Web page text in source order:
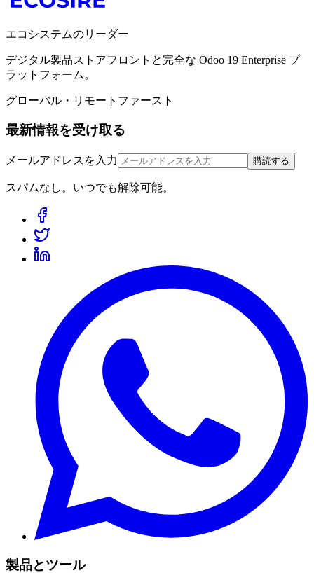
エコシステムのリーダー
デジタル製品ストアフロントと完全な Odoo 19 Enterprise プ
ラットフォーム。
グローバル・リモートファースト
最新情報を受け取る
メールアドレスを入力 購読する
スパムなし。いつでも解除可能。
製品とツール